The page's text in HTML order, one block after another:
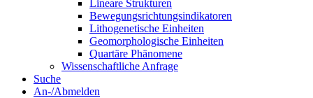
Lineare Strukturen
Bewegungsrichtungsindikatoren
Lithogenetische Einheiten
Geomorphologische Einheiten
Quartäre Phänomene
Wissenschaftliche Anfrage
Suche
An-/Abmelden